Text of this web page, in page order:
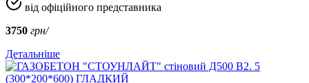
від офіційного представника
3750 грн/
Детальніше